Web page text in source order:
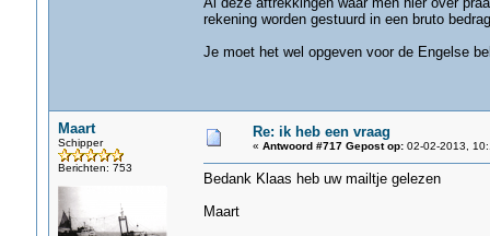
rekening worden gestuurd in een bruto
Je moet het wel opgeven voor de Engelse
Maart
Schipper
Berichten: 753
Re: ik heb een vraag
« Antwoord #717 Gepost op:02-02-2013,
Bedank Klaas heb uw mailtje gelezen
Maart